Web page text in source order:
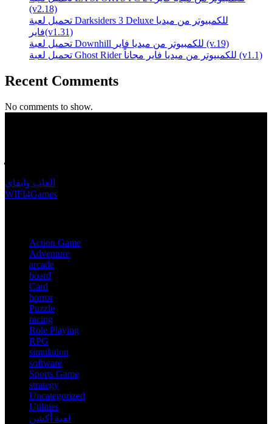
(v2.18)
تحميل لعبة Darksiders 3 Deluxe للكمبيوتر من ميديا
فاير(v1.31)
تحميل لعبة Downhill للكمبيوتر من ميديا فاير (v.19)
تحميل لعبة Ghost Rider للكمبيوتر من ميديا فاير مجاناً (v1.1)
Recent Comments
No comments to show.
العاب وايفاي
WIFI4Games
Action Game
Adventure
arcade
board
Card
horror
Puzzle
racing
Role Playing
RPG
simulation
software
Sports Game
strategy
Uncategorized
Utilities
لعبة أكشن